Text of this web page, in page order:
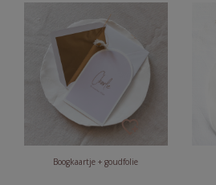
Boogkaartje + goudfolie